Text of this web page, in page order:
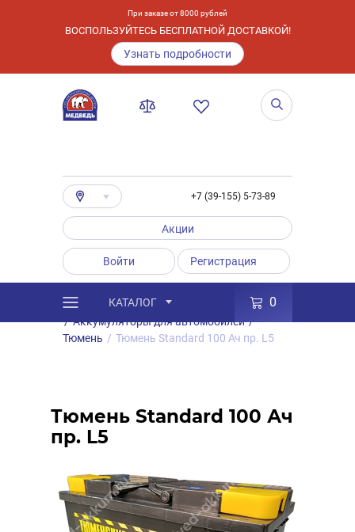
При заказе от 8000 рублей
ВОСПОЛЬЗУЙТЕСЬ БЕСПЛАТНОЙ ДОСТАВКОЙ!
Узнать подробности
+7 (39-155) 5-73-89
Акции
Войти Регистрация
КАТАЛОГ 0
Каталог / Товары
Аккумуляторы
/ Аккумуляторы для автомобилей /
Тюмень / Тюмень Standard 100 Ач пр. L5
Тюмень Standard 100 Ач
пр. L5